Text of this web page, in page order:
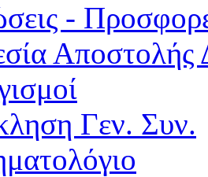
-
Αποστολής
Γεν. Συν.